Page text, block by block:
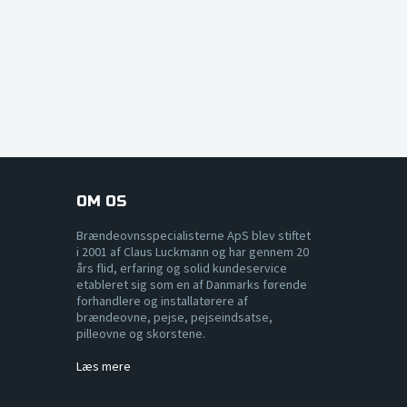
OM OS
Brændeovnsspecialisterne ApS blev stiftet
i 2001 af Claus Luckmann og har gennem 20
års flid, erfaring og solid kundeservice
etableret sig som en af Danmarks førende
forhandlere og installatørere af
brændeovne, pejse, pejseindsatse,
pilleovne og skorstene.
Læs mere